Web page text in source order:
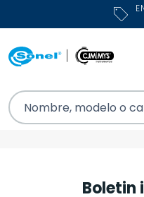
Boletin